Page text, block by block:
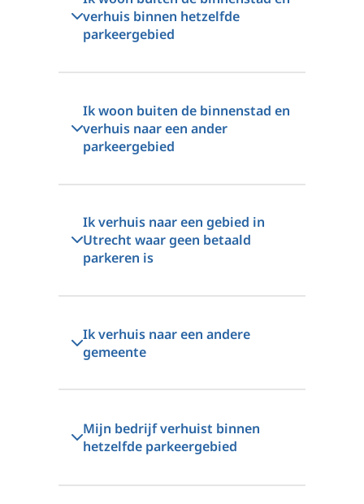
verhuis binnen hetzelfde
parkeergebied
Ik woon buiten de binnenstad en
verhuis naar een ander
parkeergebied
Ik verhuis naar een gebied in
Utrecht waar geen betaald
parkeren is
Ik verhuis naar een andere
gemeente
Mijn bedrijf verhuist binnen
hetzelfde parkeergebied